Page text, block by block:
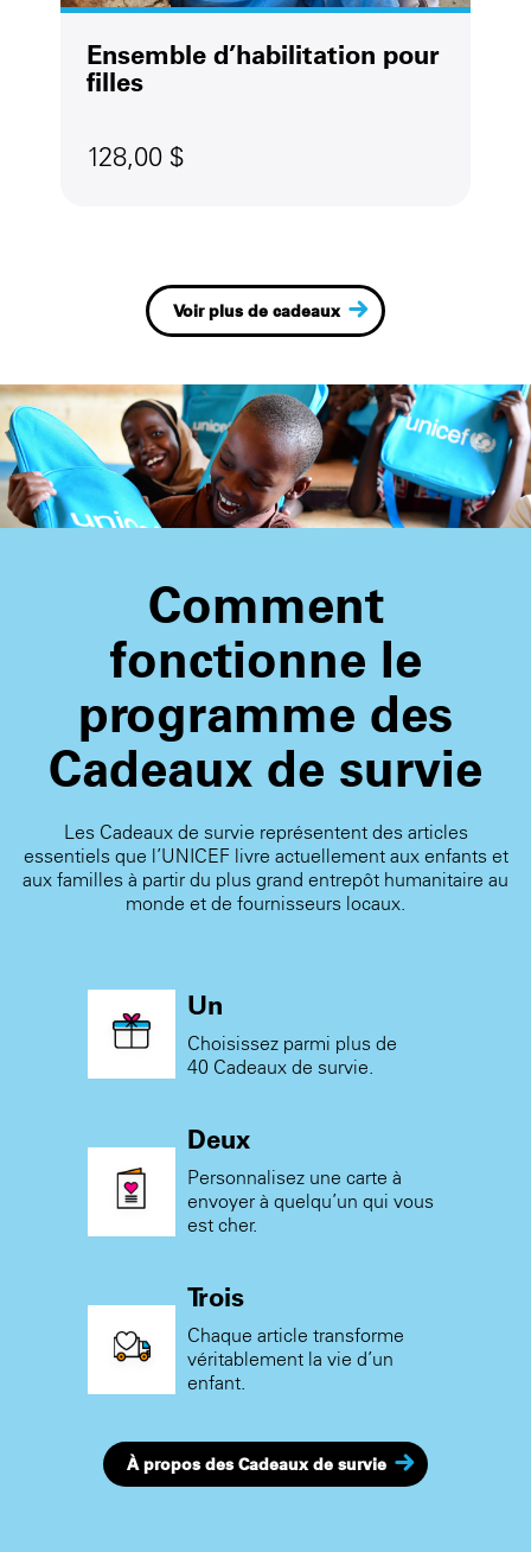
Ensemble d’habilitation pour
filles
128,00 $
Voir plus de cadeaux
Comment
fonctionne le
programme des
Cadeaux de survie
Les Cadeaux de survie représentent des articles
essentiels que l’UNICEF livre actuellement aux enfants et
aux familles à partir du plus grand entrepôt humanitaire au
monde et de fournisseurs locaux.
Un
Choisissez parmi plus de
40 Cadeaux de survie.
Deux
Personnalisez une carte à
envoyer à quelqu’un qui vous
est cher.
Trois
Chaque article transforme
véritablement la vie d’un
enfant.
À propos des Cadeaux de survie